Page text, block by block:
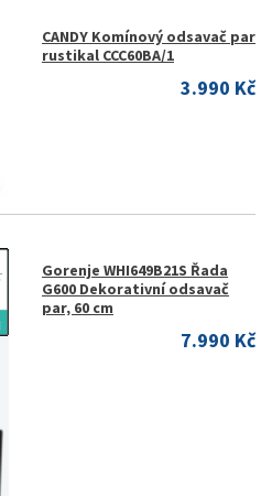
CANDY Komínový odsavač par
rustikal CCC60BA/1
3.990 Kč
Gorenje WHI649B21S Řada
G600 Dekorativní odsavač
par, 60 cm
7.990 Kč